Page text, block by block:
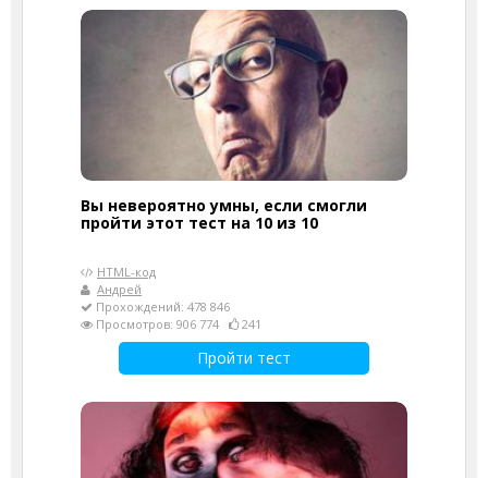
Вы невероятно умны, если смогли
пройти этот тест на 10 из 10
HTML-код
Андрей
Прохождений: 478 846
Просмотров: 906 774
241
Пройти тест